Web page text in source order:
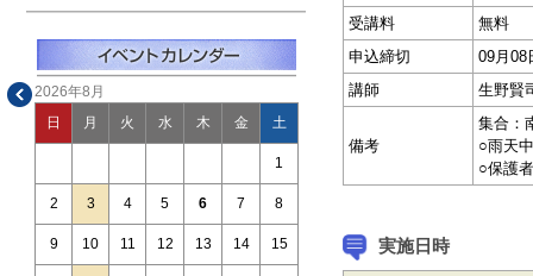
2026年8月
日 月 火 水 木 金 土
1
2 3 4 5 6 7 8
9 10 11 12 13 14 15
受講料
無料
申込締切
09月08
講師
生野賢
備考
集合：
○雨天
○保護
実施日時